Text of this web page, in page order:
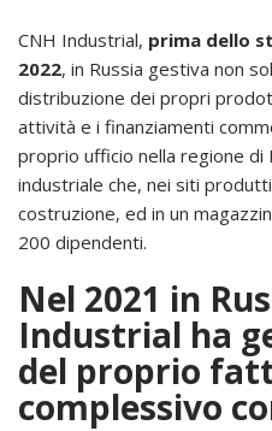
CNH Industrial, prima dello
2022, in Russia gestiva non
distribuzione dei propri
attività e i finanziamenti
proprio ufficio nella regione di
industriale che, nei siti
costruzione, ed in un
200 dipendenti.
Nel 2021 in
Industrial ha
del proprio
complessivo